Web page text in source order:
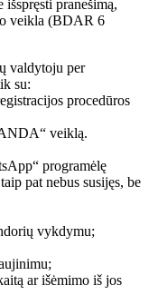
pranešimą,
veikla (BDAR 6
valdytoju per
su:
procedūros
veiklą.
programėlę
pat nebus susijęs, be
vykdymu;
ar išėmimo iš jos